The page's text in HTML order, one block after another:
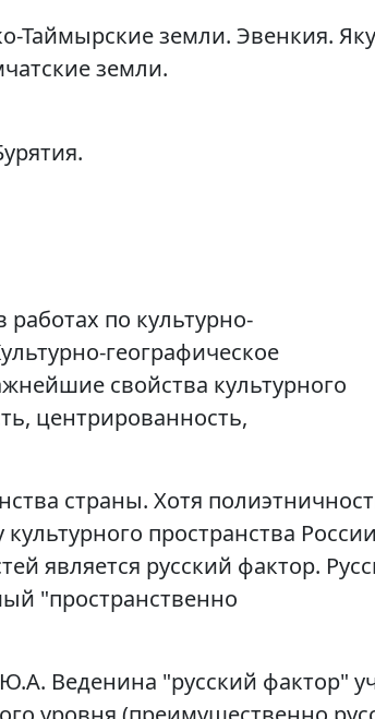
Таймырские земли. Эвенкия.
земли.
по культурно-
географическое
свойства культурного
центрированность,
страны. Хотя
пространства
является русский фактор.
"пространственно
Веденина "русский фактор"